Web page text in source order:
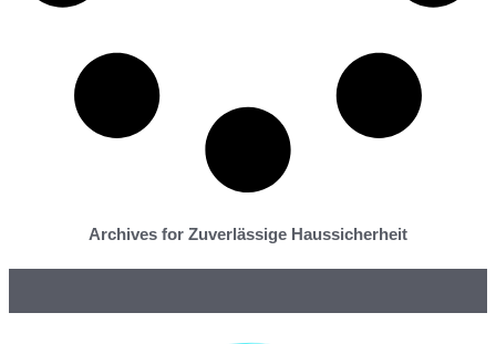
Archives for Zuverlässige Haussicherheit